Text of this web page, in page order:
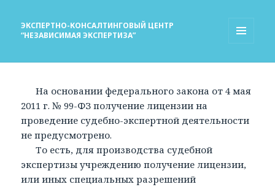
ЭКСПЕРТНО-КОНСАЛТИНГОВЫЙ ЦЕНТР
“НЕЗАВИСИМАЯ ЭКСПЕРТИЗА”
На основании федерального закона от 4 мая
2011 г. № 99-ФЗ получение лицензии на
проведение судебно-экспертной деятельности
не предусмотрено.
То есть, для производства судебной
экспертизы учреждению получение лицензии,
или иных специальных разрешений